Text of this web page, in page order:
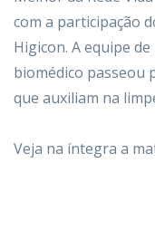
com a participação
Higicon. A equipe
biomédico passeou
que auxiliam na
Veja na íntegra a